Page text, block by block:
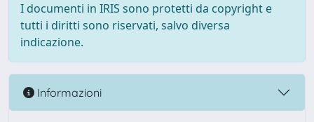
I documenti in IRIS sono protetti da copyright e
tutti i diritti sono riservati, salvo diversa
indicazione.
Informazioni